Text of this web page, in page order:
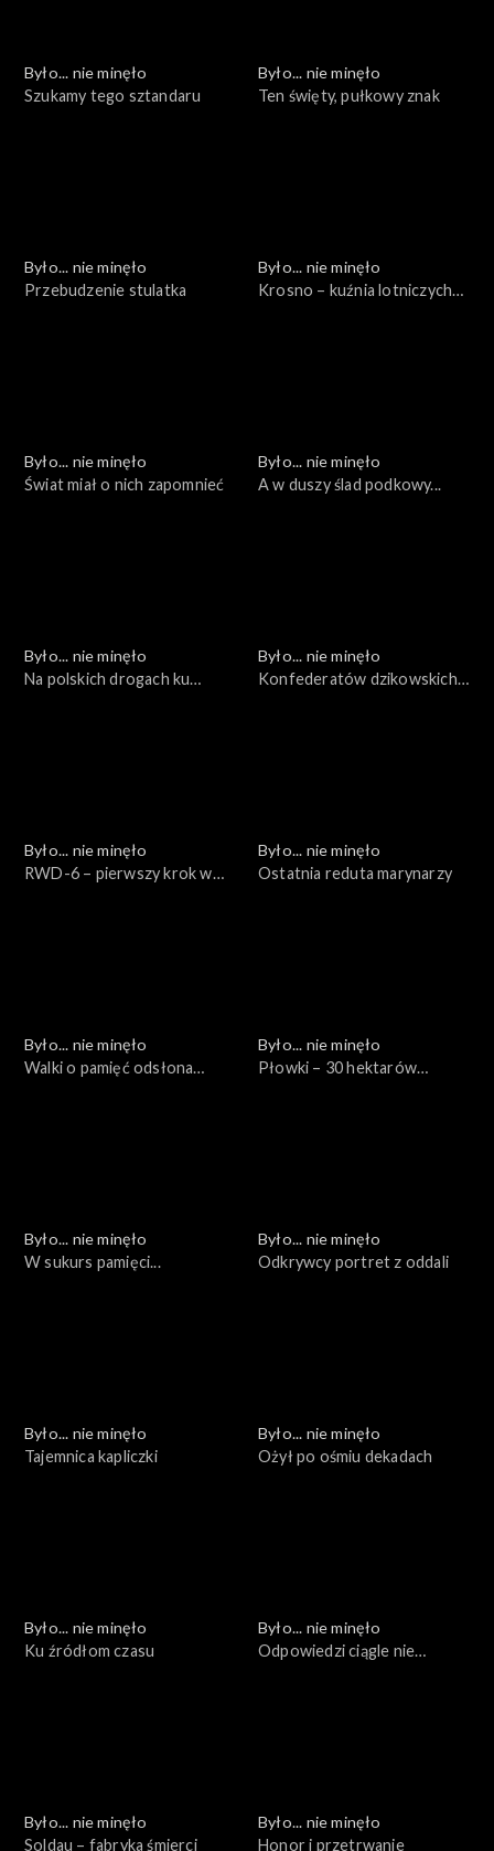
Było... nie minęło
Szukamy tego sztandaru
Było... nie minęło
Ten święty, pułkowy znak
Było... nie minęło
Przebudzenie stulatka
Było... nie minęło
Krosno – kuźnia lotniczych
Było... nie minęło
Świat miał o nich zapomnieć
Było... nie minęło
A w duszy ślad podkowy...
Było... nie minęło
Na polskich drogach ku
Było... nie minęło
Konfederatów dzikowskich
Było... nie minęło
RWD-6 – pierwszy krok w
Było... nie minęło
Ostatnia reduta marynarzy
Było... nie minęło
Walki o pamięć odsłona
Było... nie minęło
Płowki – 30 hektarów
Było... nie minęło
W sukurs pamięci...
Było... nie minęło
Odkrywcy portret z oddali
Było... nie minęło
Tajemnica kapliczki
Było... nie minęło
Ożył po ośmiu dekadach
Było... nie minęło
Ku źródłom czasu
Było... nie minęło
Odpowiedzi ciągle nie
Było... nie minęło
Soldau – fabryka śmierci
Było... nie minęło
Honor i przetrwanie